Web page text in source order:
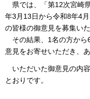
県では、「第12次宮崎
年3月13日から令和8年4
の皆様の御意見を募集いた
その結果、1名の方か
意見をお寄せいただき、
いただいた御意見の内
とおりです。